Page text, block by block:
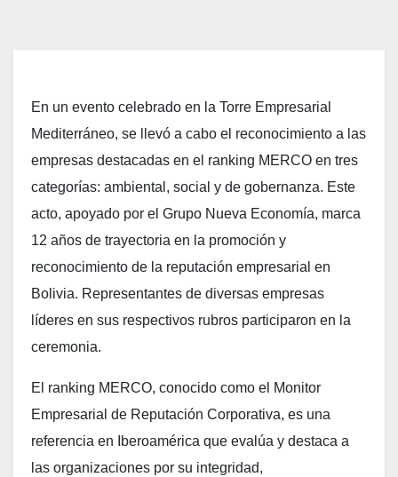
En un evento celebrado en la Torre Empresarial
Mediterráneo, se llevó a cabo el reconocimiento a las
empresas destacadas en el ranking MERCO en tres
categorías: ambiental, social y de gobernanza. Este
acto, apoyado por el Grupo Nueva Economía, marca
12 años de trayectoria en la promoción y
reconocimiento de la reputación empresarial en
Bolivia. Representantes de diversas empresas
líderes en sus respectivos rubros participaron en la
ceremonia.
El ranking MERCO, conocido como el Monitor
Empresarial de Reputación Corporativa, es una
referencia en Iberoamérica que evalúa y destaca a
las organizaciones por su integridad,